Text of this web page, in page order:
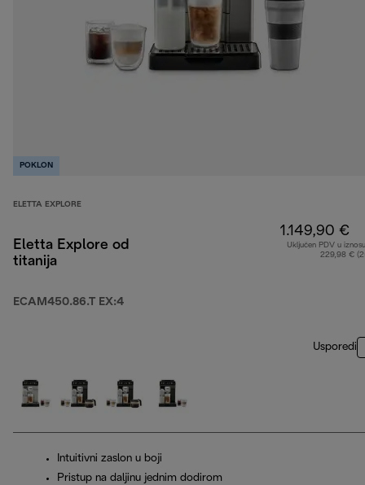
POKLON
ELETTA EXPLORE
Eletta Explore od
titanija
ECAM450.86.T EX:4
1.149,90 €
Uključen PDV u
229,98 €
Usporedi
Intuitivni zaslon u boji
Pristup na daljinu jednim dodirom